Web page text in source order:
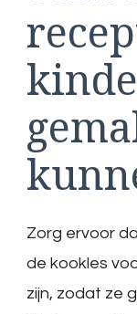
Zorg ervoor
de kookles
zijn, zodat ze